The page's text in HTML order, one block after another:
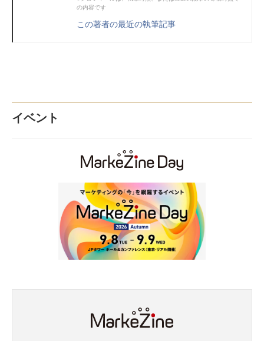
の内容です
この著者の最近の執筆記事
イベント